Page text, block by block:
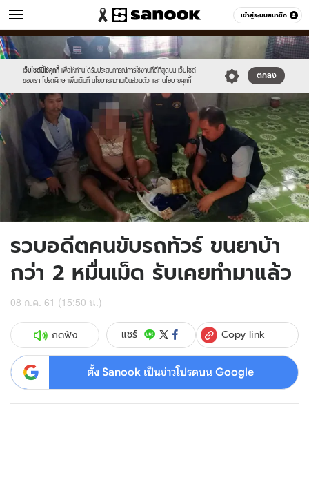
เข้าสู่ระบบสมาชิก
ข่าว หมวดอื่นๆ
เว็บไซต์นี้ใช้คุกกี้ เพื่อให้ท่านได้รับประสบการณ์การใช้งานที่ดีที่สุดบน เว็บไซต์
ของเรา โปรดศึกษาเพิ่มเติมที่ นโยบายความเป็นส่วนตัว และ นโยบายคุกกี้
ตกลง
Sanook
//s.isanook.com/sr/0/images/logo-
new-
sanook.png
600
60
//s.isanook.com/ns/0/ud/1420/7103098/thumb7.jpg
รวบอดีตคนขับรถทัวร์ ขนยาบ้า
กว่า 2 หมื่นเม็ด รับเคยทำมาแล้ว
08 ก.ค. 61 (15:50 น.)
กดฟัง แชร์ Copy link
ตั้ง Sanook เป็นข่าวโปรดบน Google